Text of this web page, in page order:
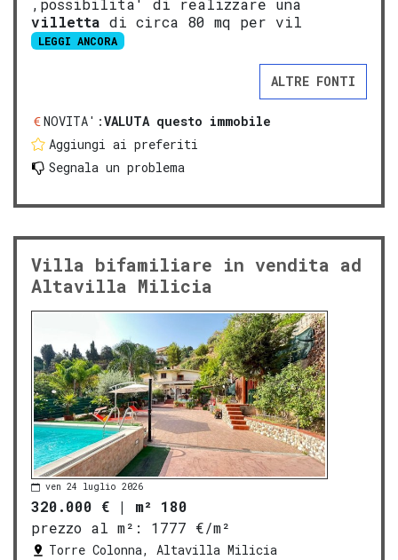
,possibilita' di realizzare una
villetta di circa 80 mq per vil
LEGGI ANCORA
ALTRE FONTI
NOVITA':VALUTA questo immobile
Aggiungi ai preferiti
Segnala un problema
Villa bifamiliare in vendita ad
Altavilla Milicia
ven 24 luglio 2026
320.000 € | m² 180
prezzo al m²:
1777 €/m²
Torre Colonna, Altavilla Milicia